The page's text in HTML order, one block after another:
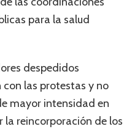
para la salud
despedidos
las protestas y no
mayor intensidad en
la reincorporación de los